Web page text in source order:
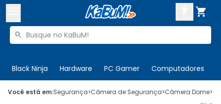

Buscar produtos

Black Ninja Hardware PC Gamer Computadores
 Olá. Acesse sua conta
Você está em:Segurança>Câmera de Segurança>Câmera Dome>